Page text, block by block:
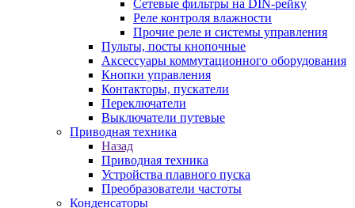
Сетевые фильтры на DIN-рейку
Реле контроля влажности
Прочие реле и системы управления
Пульты, посты кнопочные
Аксессуары коммутационного оборудования
Кнопки управления
Контакторы, пускатели
Переключатели
Выключатели путевые
Приводная техника
Назад
Приводная техника
Устройства плавного пуска
Преобразователи частоты
Конденсаторы